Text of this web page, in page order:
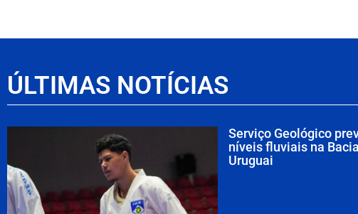
ÚLTIMAS NOTÍCIAS
Serviço Geológico
níveis fluviais na
Uruguai